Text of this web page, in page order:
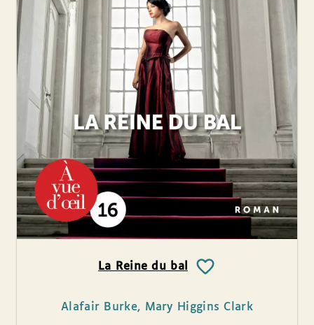
La Reine du bal
Alafair Burke, Mary Higgins Clark